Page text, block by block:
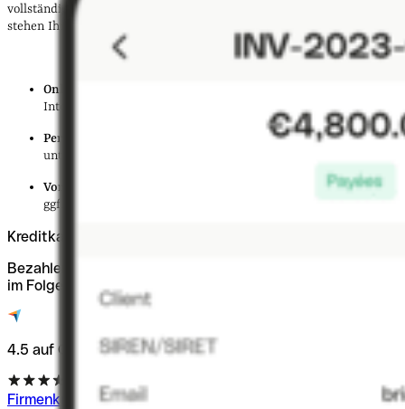
vollständig ist und alle relevanten Daten enthält. Folgende Optionen
stehen Ihnen zur Verfügung:
Online Banking
Internet.
Per Post
: Mit einem formlosen, handschriftlich
unterschriebenen Kündigungsschreiben.
Vor Ort in der Filiale
: Persönlich mit Ausweisdokumenten und
ggf.
Kreditkarten zum Geschäftskonto
Bezahlen Sie sofort und begleichen Sie den Betrag erst
im Folgemonat – bis zu 15.000 €.
4.5 auf Capterra
Firmenkreditkarte beantragen